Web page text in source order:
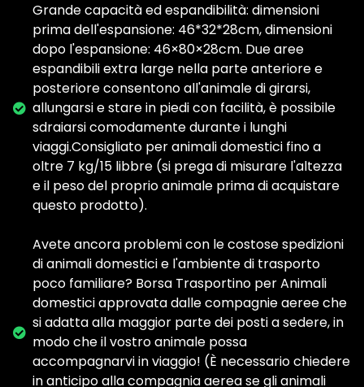
Grande capacità ed espandibilità: dimensioni
prima dell'espansione: 46*32*28cm, dimensioni
dopo l'espansione: 46×80×28cm. Due aree
espandibili extra large nella parte anteriore e
posteriore consentono all'animale di girarsi,
allungarsi e stare in piedi con facilità, è possibile
sdraiarsi comodamente durante i lunghi
viaggi.Consigliato per animali domestici fino a
oltre 7 kg/15 libbre (si prega di misurare l'altezza
e il peso del proprio animale prima di acquistare
questo prodotto).
Avete ancora problemi con le costose spedizioni
di animali domestici e l'ambiente di trasporto
poco familiare? Borsa Trasportino per Animali
domestici approvata dalle compagnie aeree che
si adatta alla maggior parte dei posti a sedere, in
modo che il vostro animale possa
accompagnarvi in viaggio! (È necessario chiedere
in anticipo alla compagnia aerea se gli animali